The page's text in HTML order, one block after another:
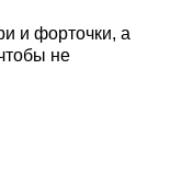
и форточки, а
не